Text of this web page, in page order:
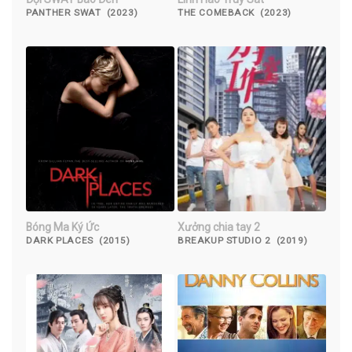
PANTHER SWAT (2023) THE COMEBACK (2023)
Bóng Ma Ký Ức
DARK PLACES (2015)
Xưởng chia tay 2
BREAKUP STUDIO 2 (2019)